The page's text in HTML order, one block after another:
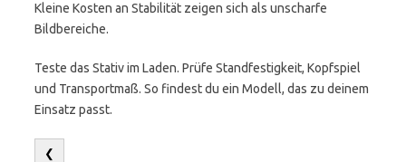
Kleine Kosten an Stabilität zeigen sich als unscharfe
Bildbereiche.
Teste das Stativ im Laden. Prüfe Standfestigkeit, Kopfspiel
und Transportmaß. So findest du ein Modell, das zu deinem
Einsatz passt.
❮